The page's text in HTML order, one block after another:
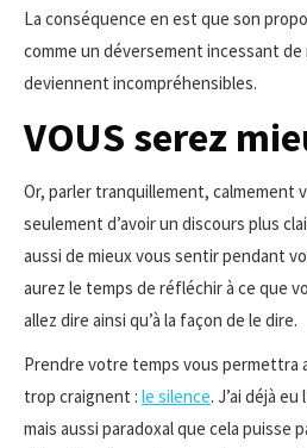
La conséquence en est que son
comme un déversement incessant
deviennent incompréhensibles.
VOUS serez
Or, parler tranquillement, calmement
seulement d’avoir un discours plus
aussi de mieux vous sentir pendant
aurez le temps de réfléchir à ce que
allez dire ainsi qu’à la façon de le dire.
Prendre votre temps vous permettra
trop craignent : le silence. J’ai déjà
mais aussi paradoxal que cela puisse